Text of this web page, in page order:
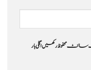
محفوظ رکھیں اگلی بار